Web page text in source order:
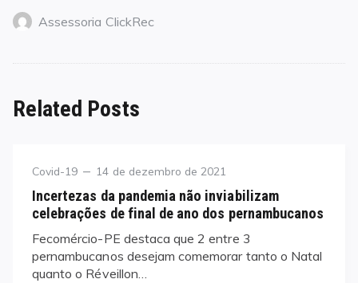
Assessoria ClickRec
Related Posts
Category
Covid-19
Posted
14 de dezembro de 2021
Incertezas da pandemia não inviabilizam
celebrações de final de ano dos pernambucanos
Fecomércio-PE destaca que 2 entre 3
pernambucanos desejam comemorar tanto o Natal
quanto o Réveillon…